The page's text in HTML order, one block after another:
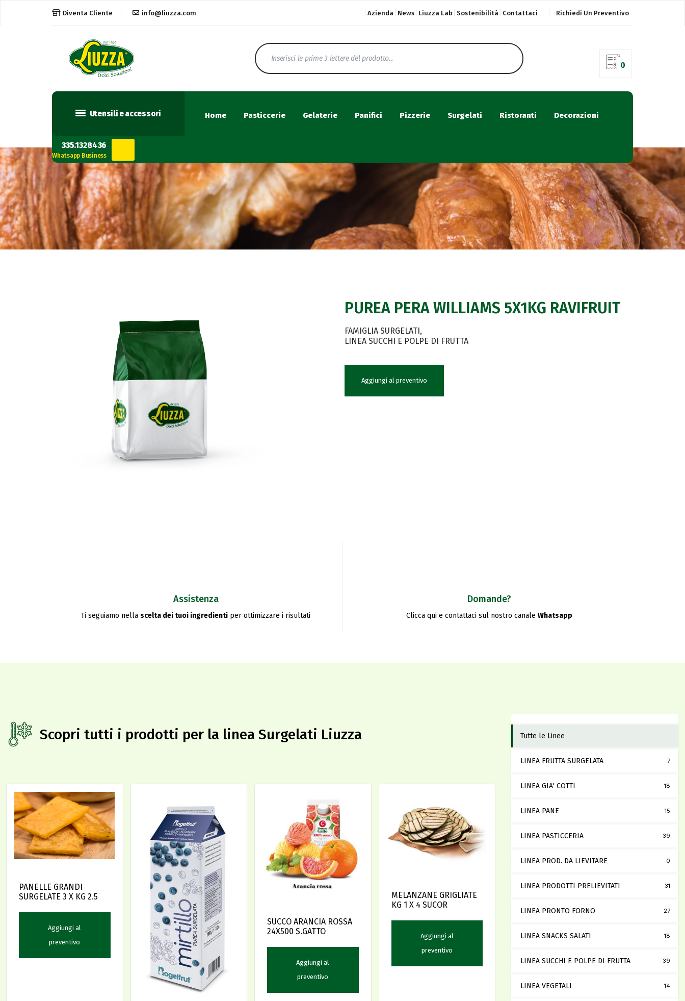
Diventa Cliente info@liuzza.com Azienda News Liuzza Lab Sostenibilità Contattaci Richiedi Un Preventivo
0
Utensili e accessori Home Pasticcerie Gelaterie Panifici Pizzerie Surgelati Ristoranti Decorazioni
335.1328436
Whatsapp Business
PUREA PERA WILLIAMS 5X1KG RAVIFRUIT
FAMIGLIA SURGELATI
LINEA SUCCHI E POLPE DI FRUTTA
Aggiungi al preventivo
Assistenza
Ti seguiamo nella scelta dei tuoi ingredienti per ottimizzare i risultati
Domande?
Clicca qui e contattaci sul nostro canale Whatsapp
Scopri tutti i prodotti per la linea Surgelati Liuzza
PANELLE GRANDI
SURGELATE 3 X KG 2.5
Aggiungi al
preventivo
SUCCO ARANCIA ROSSA
24X500 S.GATTO
Aggiungi al
preventivo
MELANZANE GRIGLIATE
KG 1 X 4 SUCOR
Aggiungi al
preventivo
Tutte le Linee
LINEA FRUTTA SURGELATA 7
LINEA GIA' COTTI 18
LINEA PANE 15
LINEA PASTICCERIA 39
LINEA PROD. DA LIEVITARE 0
LINEA PRODOTTI PRELIEVITATI 31
LINEA PRONTO FORNO 27
LINEA SNACKS SALATI 18
LINEA SUCCHI E POLPE DI FRUTTA 39
LINEA VEGETALI 14